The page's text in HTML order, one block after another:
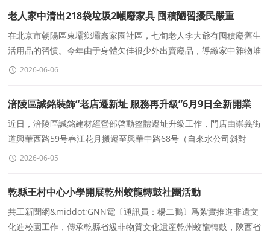
老人家中清出218袋垃圾2噸廢家具 囤積陋習擾民嚴重
在北京市朝陽區東壩鄉壩鑫家園社區，七旬老人李大爺有囤積廢舊生
活用品的習慣。今年由于身體欠佳很少外出賣廢品，導緻家中雜物堆
積如山，氣味難聞，滋生蟲害，嚴重影響了周圍鄰居的正
2026-06-06
涪陵區誠銘裝飾“老店遷新址 服務再升級”6月9日全新開業
近日，涪陵區誠銘建材經營部啓動整體遷址升級工作，門店由崇義街
道興華西路59号春江花月搬遷至興華中路68号（自來水公司斜對
面）誠銘裝飾公司新店，現階段門店裝修、牆面整修等籌備工
2026-06-05
乾縣王村中心小學開展乾州蛟龍轉鼓社團活動
共工新聞網&middot;GNN電〔通訊員：楊二鵬〕爲紮實推進非遺文
化進校園工作，傳承乾縣省級非物質文化遺産乾州蛟龍轉鼓，陝西省